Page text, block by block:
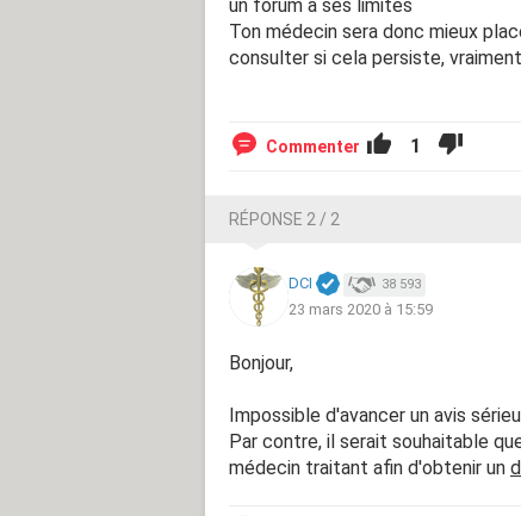
un forum à ses limites
Ton médecin sera donc mieux
consulter si cela persiste,
Commenter 1
RÉPONSE 2 / 2
DCI 38 593
23 mars 2020 à 15:59
Bonjour,
Impossible d'avancer un avis
Par contre, il serait souhaitable
médecin traitant afin d'obtenir un